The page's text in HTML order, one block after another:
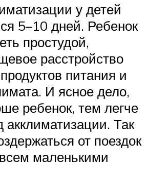
у детей
5–10 дней. Ребенок
простудой,
расстройство
питания и
И ясное дело,
ребенок, тем легче
акклиматизации. Так
от поездок
маленькими